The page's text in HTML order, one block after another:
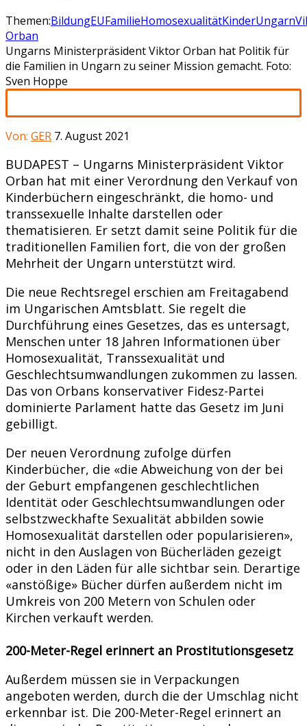
Themen:BildungEUFamilieHomosexualitätKinderUngarn
Orban
Ungarns Ministerpräsident Viktor Orban hat Politik für
die Familien in Ungarn zu seiner Mission gemacht. Foto:
Sven Hoppe
Von: GER 7. August 2021
BUDAPEST – Ungarns Ministerpräsident Viktor
Orban hat mit einer Verordnung den Verkauf von
Kinderbüchern eingeschränkt, die homo- und
transsexuelle Inhalte darstellen oder
thematisieren. Er setzt damit seine Politik für die
traditionellen Familien fort, die von der großen
Mehrheit der Ungarn unterstützt wird.
Die neue Rechtsregel erschien am Freitagabend
im Ungarischen Amtsblatt. Sie regelt die
Durchführung eines Gesetzes, das es untersagt,
Menschen unter 18 Jahren Informationen über
Homosexualität, Transsexualität und
Geschlechtsumwandlungen zukommen zu lassen.
Das von Orbans konservativer Fidesz-Partei
dominierte Parlament hatte das Gesetz im Juni
gebilligt.
Der neuen Verordnung zufolge dürfen
Kinderbücher, die «die Abweichung von der bei
der Geburt empfangenen geschlechtlichen
Identität oder Geschlechtsumwandlungen oder
selbstzweckhafte Sexualität abbilden sowie
Homosexualität darstellen oder popularisieren»,
nicht in den Auslagen von Bücherläden gezeigt
oder in den Läden für alle sichtbar sein. Derartige
«anstößige» Bücher dürfen außerdem nicht im
Umkreis von 200 Metern von Schulen oder
Kirchen verkauft werden.
200-Meter-Regel erinnert an Prostitutionsgesetz
Außerdem müssen sie in Verpackungen
angeboten werden, durch die der Umschlag nicht
erkennbar ist. Die 200-Meter-Regel erinnert an